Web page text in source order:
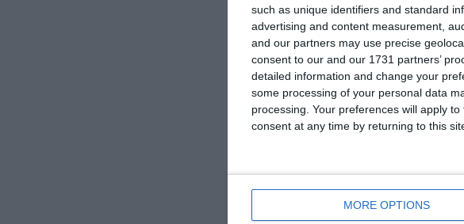
such as unique identifiers and standard
advertising and content measurement,
and our partners may use precise
consent to our and our 1731 partners’
detailed information and change your
some processing of your personal data
processing. Your preferences will apply
consent at any time by returning to this
MORE OPTIONS